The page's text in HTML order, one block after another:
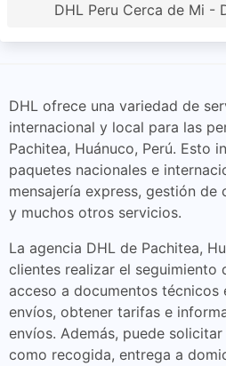
DHL Peru Cerca de Mi -
DHL ofrece una variedad de
internacional y local para las
Pachitea, Huánuco, Perú. Esto
paquetes nacionales e
mensajería express, gestión de
y muchos otros servicios.
La agencia DHL de Pachitea,
clientes realizar el seguimiento
acceso a documentos técnicos
envíos, obtener tarifas e
envíos. Además, puede
como recogida, entrega a